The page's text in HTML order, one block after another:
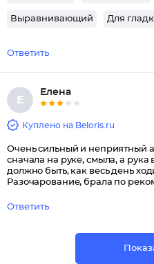
Выравнивающий Для
Ответить
Е
Елена
Куплено на Beloris.ru
Очень сильный и неприятный
сначала на руке, смыла, а рука
должно быть, как весь день
Разочарование, брала по
Ответить